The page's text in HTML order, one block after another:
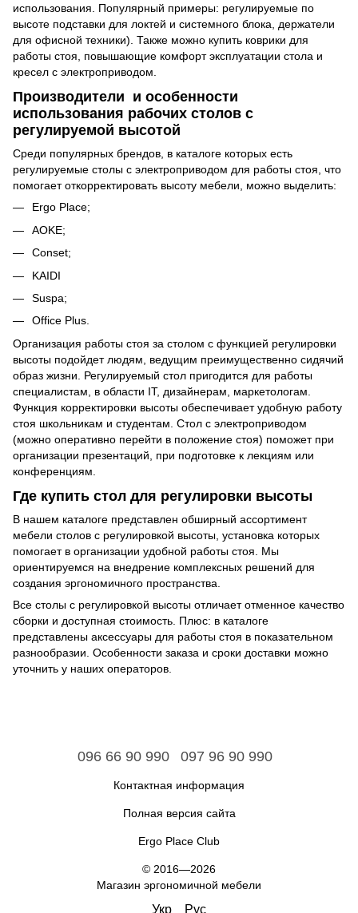
использования. Популярный примеры: регулируемые по
высоте подставки для локтей и системного блока, держатели
для офисной техники). Также можно купить коврики для
работы стоя, повышающие комфорт эксплуатации стола и
кресел с электроприводом.
Производители и особенности
использования рабочих столов с
регулируемой высотой
Среди популярных брендов, в каталоге которых есть
регулируемые столы с электроприводом для работы стоя, что
помогает откорректировать высоту мебели, можно выделить:
Ergo Place;
AOKE;
Conset;
KAIDI
Suspa;
Office Plus.
Организация работы стоя за столом с функцией регулировки
высоты подойдет людям, ведущим преимущественно сидячий
образ жизни. Регулируемый стол пригодится для работы
специалистам, в области IT, дизайнерам, маркетологам.
Функция корректировки высоты обеспечивает удобную работу
стоя школьникам и студентам. Стол с электроприводом
(можно оперативно перейти в положение стоя) поможет при
организации презентаций, при подготовке к лекциям или
конференциям.
Где купить стол для регулировки высоты
В нашем каталоге представлен обширный ассортимент
мебели столов с регулировкой высоты, установка которых
помогает в организации удобной работы стоя. Мы
ориентируемся на внедрение комплексных решений для
создания эргономичного пространства.
Все столы с регулировкой высоты отличает отменное качество
сборки и доступная стоимость. Плюс: в каталоге
представлены аксессуары для работы стоя в показательном
разнообразии. Особенности заказа и сроки доставки можно
уточнить у наших операторов.
096 66 90 990 097 96 90 990
Контактная информация
Полная версия сайта
Ergo Place Club
© 2016—2026
Магазин эргономичной мебели
Укр Рус